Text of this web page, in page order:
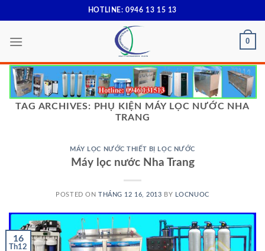
to
content
HOTLINE: 0946 13 15 13
0
TAG ARCHIVES:
PHỤ KIỆN MÁY LỌC NƯỚC NHA
TRANG
MÁY LỌC NƯỚC THIẾT BỊ LỌC NƯỚC
Máy lọc nước Nha Trang
POSTED ON THÁNG 12 16, 2013 BY LOCNUOC
16
Th12